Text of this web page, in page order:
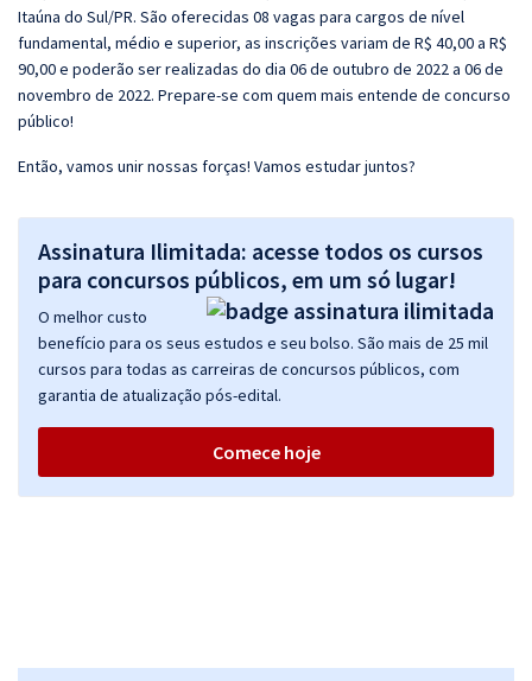
Itaúna do Sul/PR. São oferecidas 08 vagas para cargos de nível
fundamental, médio e superior, as inscrições variam de R$ 40,00 a R$
90,00 e poderão ser realizadas do dia 06 de outubro de 2022 a 06 de
novembro de 2022. Prepare-se com quem mais entende de concurso
público!
Então, vamos unir nossas forças! Vamos estudar juntos?
Assinatura Ilimitada: acesse todos os cursos
para concursos públicos, em um só lugar!
O melhor custo
benefício para os seus estudos e seu bolso. São mais de 25 mil
cursos para todas as carreiras de concursos públicos, com
garantia de atualização pós-edital.
Comece hoje